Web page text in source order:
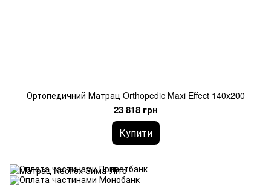
Ортопедичний Матрац Orthopedic Maxi Effect 140х200
23 818 грн
Купити